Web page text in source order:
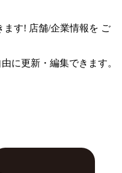
ます! 店舗/企業情報を ご
に更新・編集できます。